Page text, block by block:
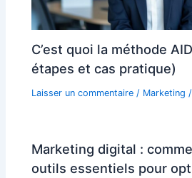
C’est quoi la méthode
étapes et cas pratique)
Laisser un commentaire / Marketing
Marketing digital :
outils essentiels pour